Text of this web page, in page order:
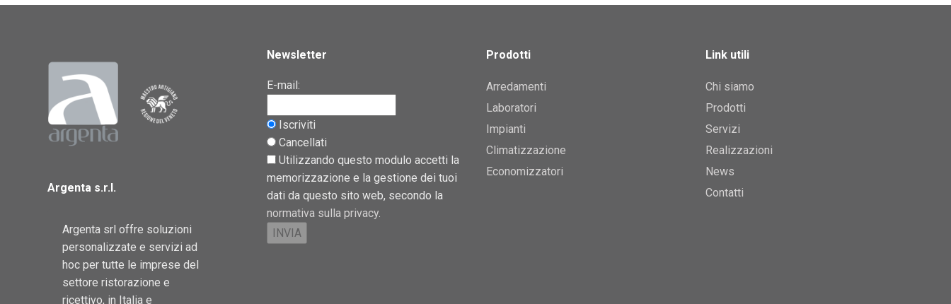
Argenta s.r.l.
Argenta srl offre soluzioni
personalizzate e servizi ad
hoc per tutte le imprese del
settore ristorazione e
ricettivo, in Italia e
Newsletter
E-mail:
Iscriviti
Cancellati
Utilizzando questo modulo accetti la
memorizzazione e la gestione dei tuoi
dati da questo sito web, secondo la
normativa sulla privacy.
Prodotti
Arredamenti
Laboratori
Impianti
Climatizzazione
Economizzatori
Link utili
Chi siamo
Prodotti
Servizi
Realizzazioni
News
Contatti